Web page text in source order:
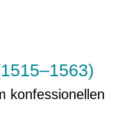
konfessionellen